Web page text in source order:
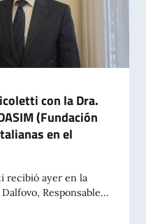
con la Dra.
(Fundación
en el
recibió ayer en la
Responsable...